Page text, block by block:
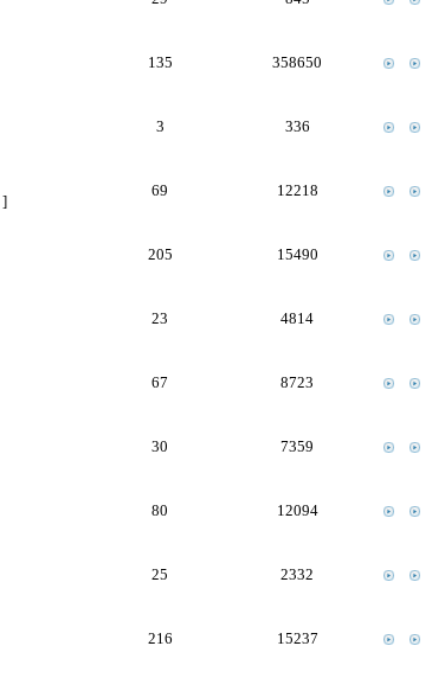
135 358650
3 336
]
69 12218
205 15490
23 4814
67 8723
30 7359
80 12094
25 2332
216 15237